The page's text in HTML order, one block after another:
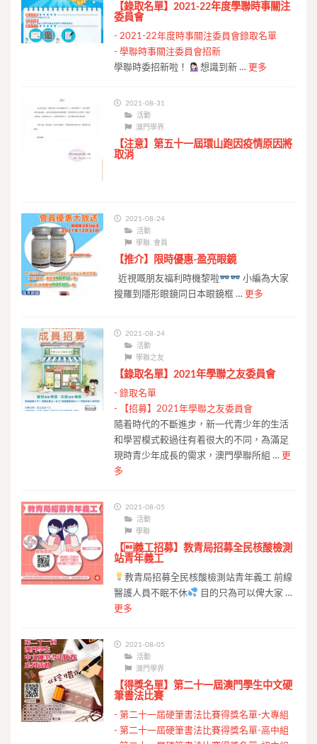
【錄取名單】2021-22年度學聯時事關注
委員會
- 2021-22年度時事關注委員會錄取名單
- 學聯時事關注委員會招新
學聯時委招新啦！
想識到新 … 更多
2021-08-31
活動
澳門學界
【注意】第五十一屆環山跑因疫情原因將
取消
2021-08-24
活動
學聯 會員
【推介】限時優惠-盈亮眼鏡
近視嘅朋友福利時機黎啦
小編為大家
搜羅到隱形眼鏡同日本眼鏡框 … 更多
2021-08-24
活動
學聯之友
【錄取名單】2021年學聯之友委員會
- 錄取名單
-
【招募】2021年學聯之友委員會
隨着時代的不斷進步，新一代青少年的生活
和學習模式較過往有着很大的不同，為滿足
現時青少年成長的需求，澳門學聯所組 … 更
多
2021-08-05
活動
學聯
【義工招募】教青局招募全民核酸檢測
站青年義工
教青局招募全民核酸檢測站青年義工 前線
醫護人員不眠不休
目的只為可以俾大家 …
更多
2021-08-05
活動
澳門學界
【得獎名單】第二十一屆澳門學生中文硬
筆書法比賽
- 第二十一屆硬筆書法比賽得獎名單-大專組
- 第二十一屆硬筆書法比賽得獎名單-高中組